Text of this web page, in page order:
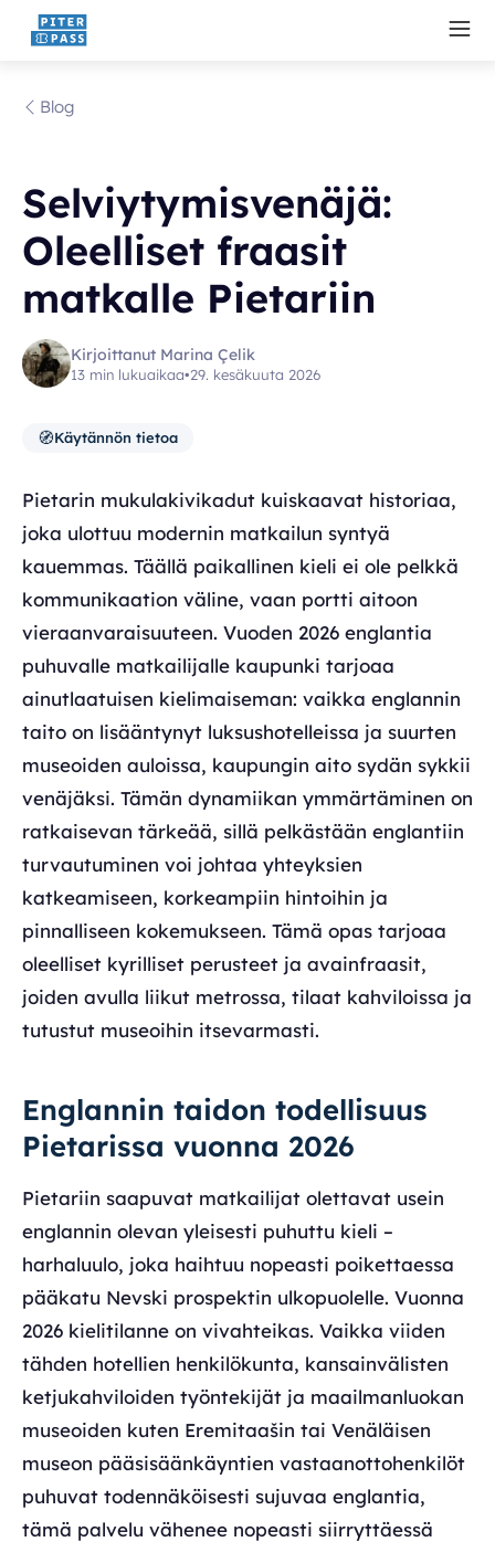
Blog
Selviytymisvenäjä:
Oleelliset fraasit
matkalle Pietariin
Kirjoittanut Marina Çelik
13 min lukuaikaa•29. kesäkuuta 2026
🧭Käytännön tietoa
Pietarin mukulakivikadut kuiskaavat historiaa,
joka ulottuu modernin matkailun syntyä
kauemmas. Täällä paikallinen kieli ei ole pelkkä
kommunikaation väline, vaan portti aitoon
vieraanvaraisuuteen. Vuoden 2026 englantia
puhuvalle matkailijalle kaupunki tarjoaa
ainutlaatuisen kielimaiseman: vaikka englannin
taito on lisääntynyt luksushotelleissa ja suurten
museoiden auloissa, kaupungin aito sydän sykkii
venäjäksi. Tämän dynamiikan ymmärtäminen on
ratkaisevan tärkeää, sillä pelkästään englantiin
turvautuminen voi johtaa yhteyksien
katkeamiseen, korkeampiin hintoihin ja
pinnalliseen kokemukseen. Tämä opas tarjoaa
oleelliset kyrilliset perusteet ja avainfraasit,
joiden avulla liikut metrossa, tilaat kahviloissa ja
tutustut museoihin itsevarmasti.
Englannin taidon todellisuus
Pietarissa vuonna 2026
Pietariin saapuvat matkailijat olettavat usein
englannin olevan yleisesti puhuttu kieli –
harhaluulo, joka haihtuu nopeasti poikettaessa
pääkatu Nevski prospektin ulkopuolelle. Vuonna
2026 kielitilanne on vivahteikas. Vaikka viiden
tähden hotellien henkilökunta, kansainvälisten
ketjukahviloiden työntekijät ja maailmanluokan
museoiden kuten Eremitaašin tai Venäläisen
museon pääsisäänkäyntien vastaanottohenkilöt
puhuvat todennäköisesti sujuvaa englantia,
tämä palvelu vähenee nopeasti siirryttäessä